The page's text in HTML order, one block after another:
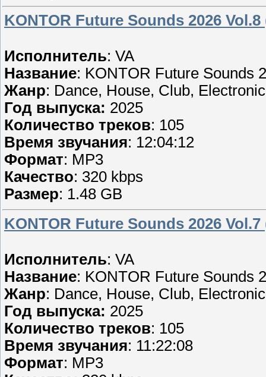
KONTOR Future Sounds 2026 Vol.8
Исполнитель: VA
Название: KONTOR Future Sounds
Жанр: Dance, House, Club, Electronic
Год выпуска: 2025
Количество треков: 105
Время звучания: 12:04:12
Формат: MP3
Качество: 320 kbps
Размер: 1.48 GB
KONTOR Future Sounds 2026 Vol.7
Исполнитель: VA
Название: KONTOR Future Sounds
Жанр: Dance, House, Club, Electronic
Год выпуска: 2025
Количество треков: 105
Время звучания: 11:22:08
Формат: MP3